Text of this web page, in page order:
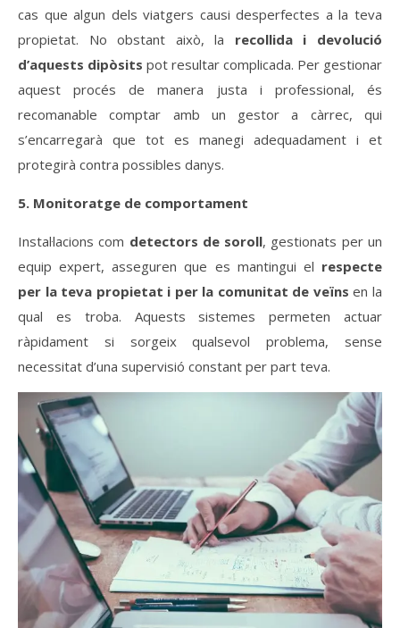
cas que algun dels viatgers causi desperfectes a la teva
propietat. No obstant això, la recollida i devolució
d’aquests dipòsits pot resultar complicada. Per gestionar
aquest procés de manera justa i professional, és
recomanable comptar amb un gestor a càrrec, qui
s’encarregarà que tot es manegi adequadament i et
protegirà contra possibles danys.
5. Monitoratge de comportament
Instal·lacions com detectors de soroll, gestionats per un
equip expert, asseguren que es mantingui el respecte
per la teva propietat i per la comunitat de veïns en la
qual es troba. Aquests sistemes permeten actuar
ràpidament si sorgeix qualsevol problema, sense
necessitat d’una supervisió constant per part teva.